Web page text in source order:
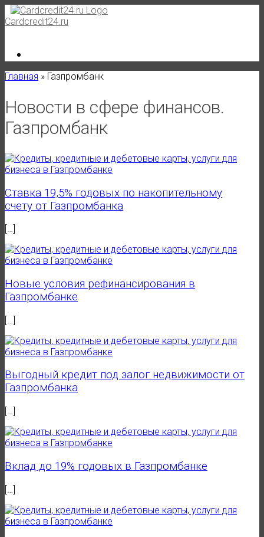
Skip
to
Cardcredit24.ru
Главная » Газпромбанк
Новости в сфере финансов.
Газпромбанк
Ставка 19,5% годовых по накопительному
счету от Газпромбанка
[…]
Новые условия рефинансирования в
Газпромбанке
[…]
Выгодный кредит под залог недвижимости от
Газпромбанка
[…]
Вклад до 19% годовых в Газпромбанке
[…]